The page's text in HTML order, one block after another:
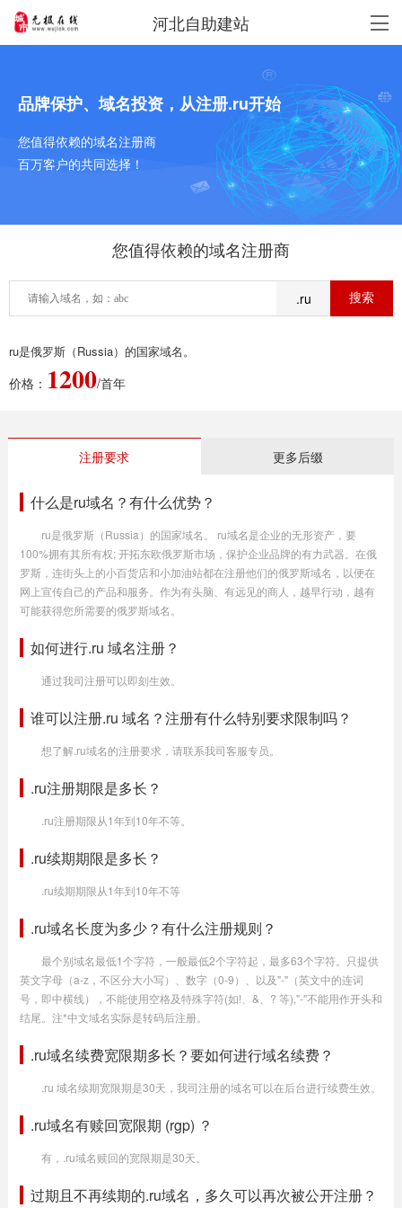
河北自助建站
品牌保护、域名投资，从注册.ru开始
您值得依赖的域名注册商
百万客户的共同选择！
您值得依赖的域名注册商
.ru
ru是俄罗斯（Russia）的国家域名。
价格： 1200/首年
注册要求 更多后缀
什么是ru域名？有什么优势？
ru是俄罗斯（Russia）的国家域名。 ru域名是企业的无形资产，要
100%拥有其所有权; 开拓东欧俄罗斯市场，保护企业品牌的有力武器。在俄
罗斯，连街头上的小百货店和小加油站都在注册他们的俄罗斯域名，以便在
网上宣传自己的产品和服务。作为有头脑、有远见的商人，越早行动，越有
可能获得您所需要的俄罗斯域名。
如何进行.ru 域名注册？
通过我司注册可以即刻生效。
谁可以注册.ru 域名？注册有什么特别要求限制吗？
想了解.ru域名的注册要求，请联系我司客服专员。
.ru注册期限是多长？
.ru注册期限从1年到10年不等。
.ru续期期限是多长？
.ru续期期限从1年到10年不等
.ru域名长度为多少？有什么注册规则？
最个别域名最低1个字符，一般最低2个字符起，最多63个字符。只提供
英文字母（a-z，不区分大小写）、数字（0-9）、以及"-"（英文中的连词
号，即中横线），不能使用空格及特殊字符(如!、&、? 等),"-"不能用作开头和
结尾。注*中文域名实际是转码后注册。
.ru域名续费宽限期多长？要如何进行域名续费？
.ru 域名续期宽限期是30天，我司注册的域名可以在后台进行续费生效。
.ru域名有赎回宽限期 (rgp) ？
有，.ru域名赎回的宽限期是30天。
过期且不再续期的.ru域名，多久可以再次被公开注册？